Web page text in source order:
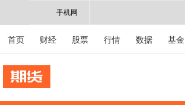
手机网
首页 财经 股票 行情 数据 基金